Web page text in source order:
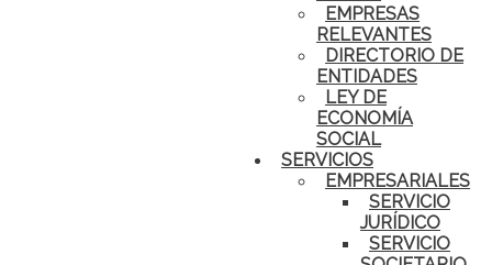
EMPRESAS
RELEVANTES
DIRECTORIO DE
ENTIDADES
LEY DE
ECONOMÍA
SOCIAL
SERVICIOS
EMPRESARIALES
SERVICIO
JURÍDICO
SERVICIO